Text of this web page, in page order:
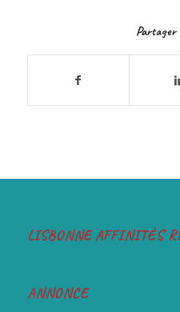
Partager
LISBONNE AFFINITÉS
ANNONCE